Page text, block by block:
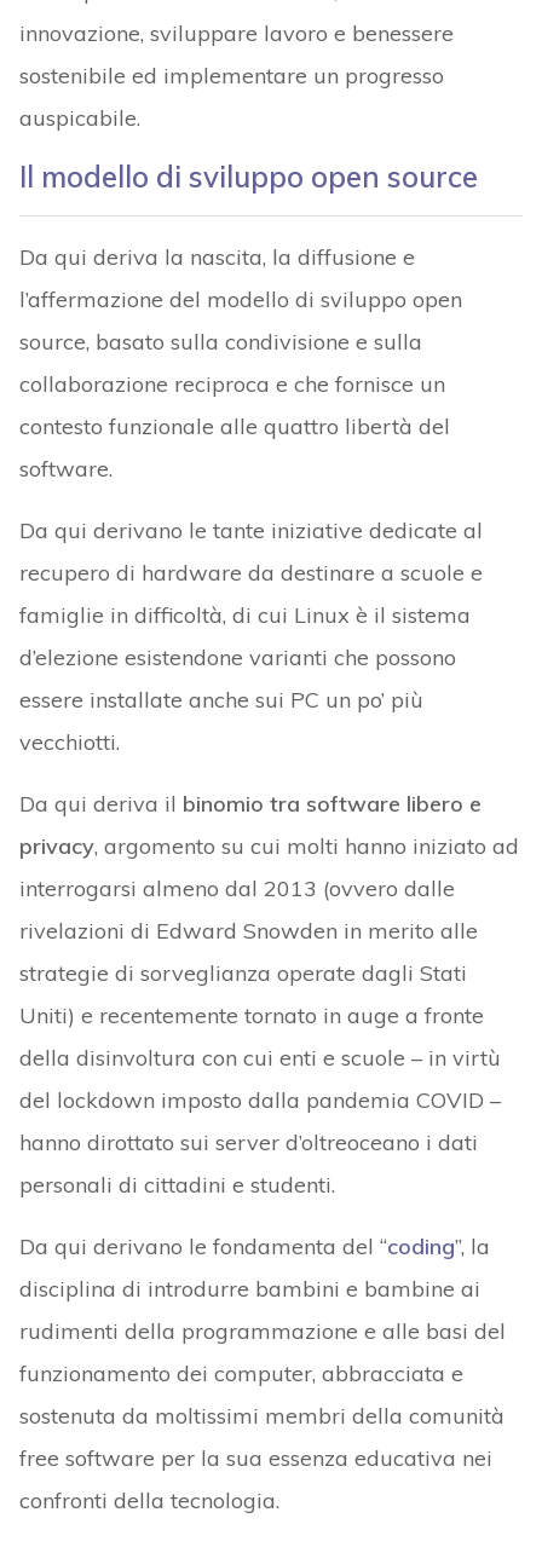
innovazione, sviluppare lavoro e benessere
sostenibile ed implementare un progresso
auspicabile.
Il modello di sviluppo open source
Da qui deriva la nascita, la diffusione e
l’affermazione del modello di sviluppo open
source, basato sulla condivisione e sulla
collaborazione reciproca e che fornisce un
contesto funzionale alle quattro libertà del
software.
Da qui derivano le tante iniziative dedicate al
recupero di hardware da destinare a scuole e
famiglie in difficoltà, di cui Linux è il sistema
d’elezione esistendone varianti che possono
essere installate anche sui PC un po’ più
vecchiotti.
Da qui deriva il binomio tra software libero e
privacy, argomento su cui molti hanno iniziato ad
interrogarsi almeno dal 2013 (ovvero dalle
rivelazioni di Edward Snowden in merito alle
strategie di sorveglianza operate dagli Stati
Uniti) e recentemente tornato in auge a fronte
della disinvoltura con cui enti e scuole – in virtù
del lockdown imposto dalla pandemia COVID –
hanno dirottato sui server d’oltreoceano i dati
personali di cittadini e studenti.
Da qui derivano le fondamenta del “coding”, la
disciplina di introdurre bambini e bambine ai
rudimenti della programmazione e alle basi del
funzionamento dei computer, abbracciata e
sostenuta da moltissimi membri della comunità
free software per la sua essenza educativa nei
confronti della tecnologia.